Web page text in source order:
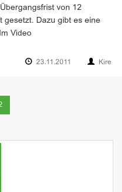
von 12
gesetzt. Dazu gibt es eine
Video
23.11.2011 Kire
(current)